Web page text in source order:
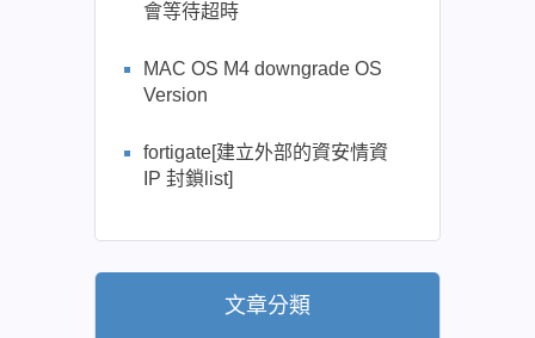
會等待超時
MAC OS M4 downgrade OS
Version
fortigate[建立外部的資安情資
IP 封鎖list]
文章分類